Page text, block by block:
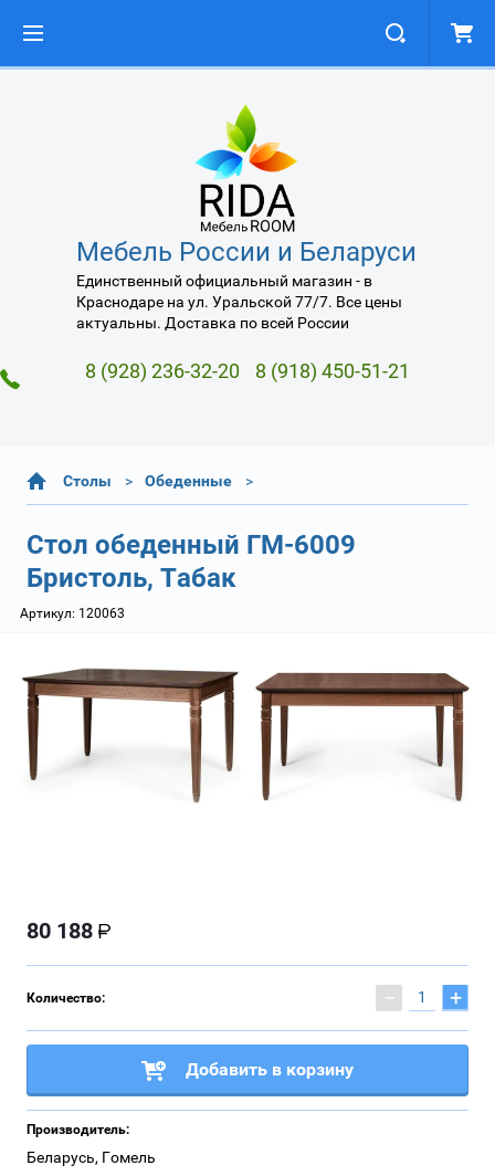
Мебель России и Беларуси
Единственный официальный магазин - в
Краснодаре на ул. Уральской 77/7. Все цены
актуальны. Доставка по всей России
8 (928) 236-32-20 8 (918) 450-51-21
Столы Обеденные
Стол обеденный ГМ-6009
Бристоль, Табак
Артикул: 120063
80 188
Количество: − +
Добавить в корзину
Производитель:
Беларусь, Гомель